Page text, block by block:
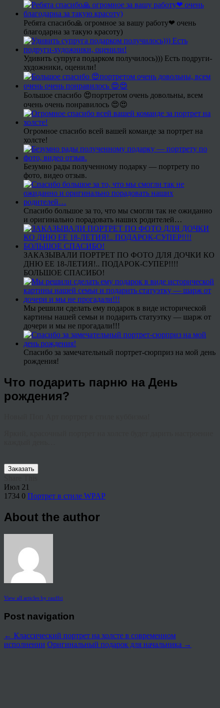
Ребята спасибо🙏 огромное за вашу работу❤ очень
благодарна за такую красоту)
Удивить супруга подарком получилось))) Есть подруги-
художники, оценили!
Большое спасибо 😍портретом очень довольны, всем
очень очень понравилось 😍😍
Огромное спасибо всей вашей команде за портрет на
холсте!
Безумно рады полученному подарку — портрету по
фото, видео отзыв.
Спасибо большое за то, что мы смогли так не ожиданно
и оригинально порадовать наших родителей…
ЗАКАЗЫВАЛИ ПОРТРЕТ ПО ФОТО ДЛЯ ДОЧКИ КО
ДНЮ ЕЕ 18-ЛЕТИЯ!.. ПОДАРОК-СУПЕР!!!!
БОЛЬШОЕ СПАСИБО!
Мы решили сделать ему подарок в виде исторической
картины нашей семьи и подарить статуэтку — шарж от
дочери и мы не прогадали!!!
Спасибо за замечательный портрет-сюрприз на мой день
рождения!
Что подарить парню на День
рождения?
Заказать
Июл 21
1734 0 Портрет в стиле WPAP
About the author
View all articles by rauffri
Post navigation
← Классический портрет на холсте в современном
исполнении Оригинальный подарок для начальника →